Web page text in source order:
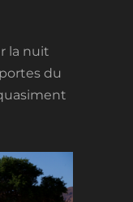
la nuit
du